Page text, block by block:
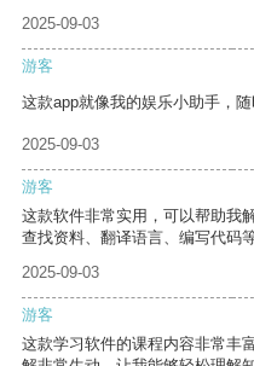
2025-09-03
游客
这款app就像我的娱乐小助手，
2025-09-03
游客
这款软件非常实用，可以帮助我
查找资料、翻译语言、编写代码等
2025-09-03
游客
这款学习软件的课程内容非常丰